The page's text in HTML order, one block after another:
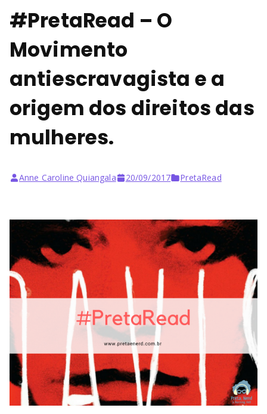
#PretaRead – O
Movimento
antiescravagista e a
origem dos direitos das
mulheres.
Anne Caroline Quiangala 20/09/2017 PretaRead